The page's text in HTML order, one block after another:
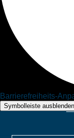
Barrierefreiheits-
Symbolleiste ausblenden